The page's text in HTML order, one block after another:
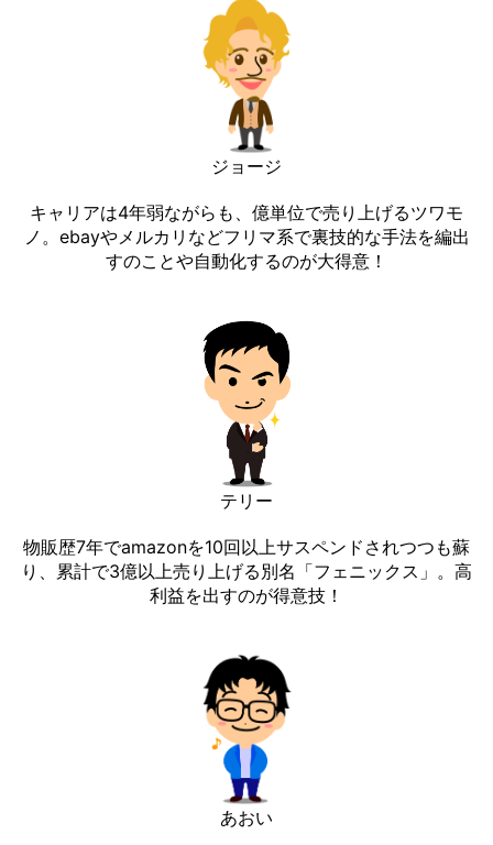
ジョージ
キャリアは4年弱ながらも、億単位で売り上げるツワモ
ノ。ebayやメルカリなどフリマ系で裏技的な手法を編出
すのことや自動化するのが大得意！
テリー
物販歴7年でamazonを10回以上サスペンドされつつも蘇
り、累計で3億以上売り上げる別名「フェニックス」。高
利益を出すのが得意技！
あおい